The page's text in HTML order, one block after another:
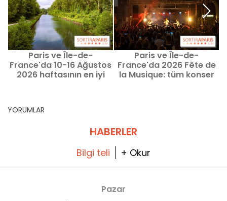
Paris ve Île-de-
France'da 10-16 Ağustos
2026 haftasının en iyi
Paris ve Île-de-
France'da 2026 Fête de
la Musique: tüm konser
YORUMLAR
HABERLER
Bilgi teli + Okur
Pazar